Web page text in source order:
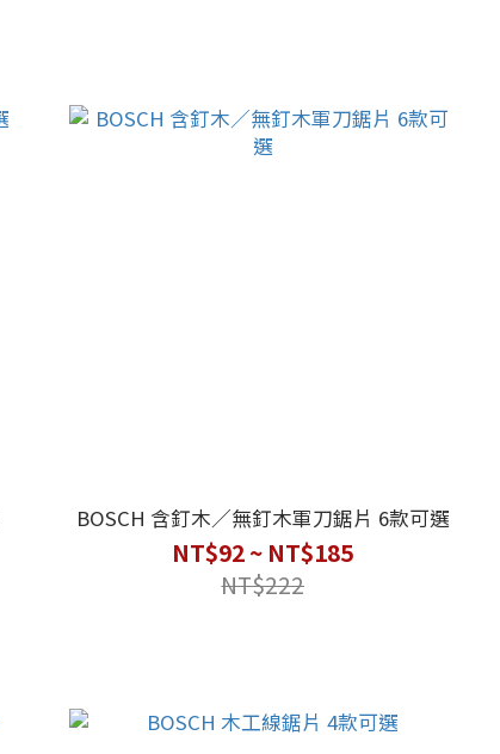
BOSCH 含釘木／無釘木軍刀鋸片 6款可選
NT$92 ~ NT$185
NT$222